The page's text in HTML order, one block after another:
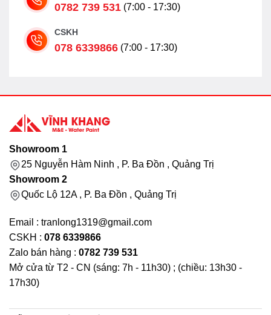
0782 739 531 (7:00 - 17:30)
CSKH
078 6339866 (7:00 - 17:30)
Showroom 1
25 Nguyễn Hàm Ninh , P. Ba Đồn , Quảng Trị
Showroom 2
Quốc Lộ 12A , P. Ba Đồn , Quảng Trị
Email : tranlong1319@gmail.com
CSKH : 078 6339866
Zalo bán hàng : 0782 739 531
Mở cửa từ T2 - CN (sáng: 7h - 11h30) ; (chiều: 13h30 -
17h30)